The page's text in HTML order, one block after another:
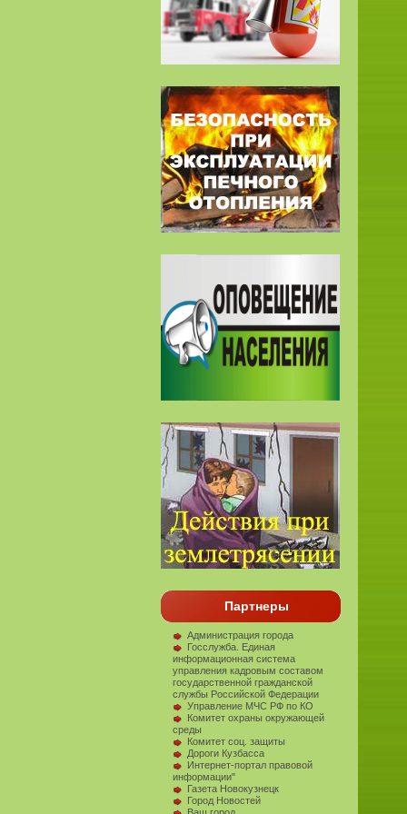
Партнеры
Администрация города
Госслужба. Единая
информационная система
управления кадровым составом
государственной гражданской
службы Российской Федерации
Управление МЧС РФ по КО
Комитет охраны окружающей
среды
Комитет соц. защиты
Дороги Кузбасса
Интернет-портал правовой
информации"
Газета Новокузнецк
Город Новостей